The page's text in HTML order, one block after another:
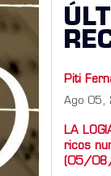
Piti
Ago 05,
LA
ricos
(05/